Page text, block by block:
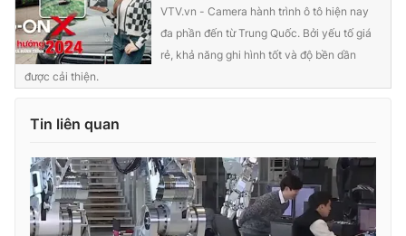
VTV Sức khoẻ Bất động sản
Thị trường 24h
VTV4
VTV9 VTV8
Liên hệ tòa soạn English
VTV.vn - Camera hành trình ô tô hiện nay
đa phần đến từ Trung Quốc. Bởi yếu tố giá
rẻ, khả năng ghi hình tốt và độ bền dần
được cải thiện.
Tin liên quan